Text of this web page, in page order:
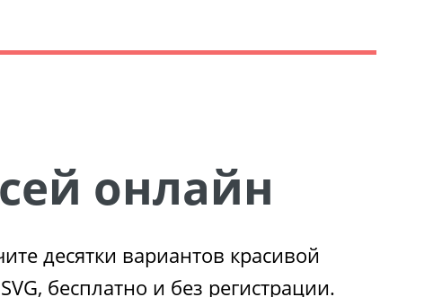
онлайн
десятки вариантов красивой
бесплатно и без регистрации.